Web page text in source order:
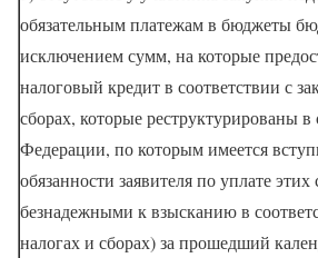
обязательным платежам в бюджеты
исключением сумм, на которые
налоговый кредит в соответствии с
сборах, которые реструктурированы в
Федерации, по которым имеется
обязанности заявителя по уплате
безнадежными к взысканию в
налогах и сборах) за прошедший